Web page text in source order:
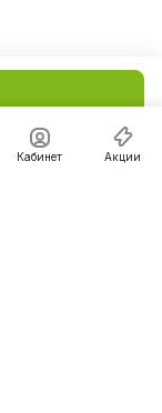
Кабинет Акции